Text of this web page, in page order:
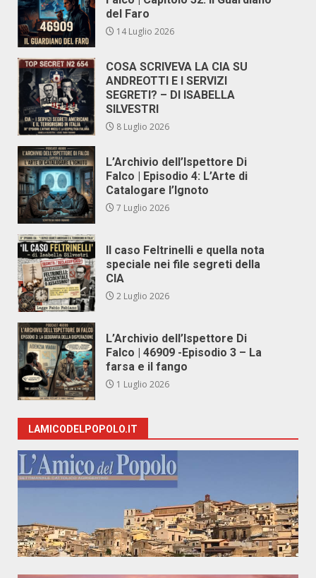
del Faro
14 Luglio 2026
COSA SCRIVEVA LA CIA SU
ANDREOTTI E I SERVIZI
SEGRETI? – DI ISABELLA
SILVESTRI
8 Luglio 2026
L’Archivio dell’Ispettore Di
Falco | Episodio 4: L’Arte di
Catalogare l’Ignoto
7 Luglio 2026
Il caso Feltrinelli e quella nota
speciale nei file segreti della
CIA
2 Luglio 2026
L’Archivio dell’Ispettore Di
Falco | 46909 -Episodio 3 – La
farsa e il fango
1 Luglio 2026
LAMICODELPOPOLO.IT